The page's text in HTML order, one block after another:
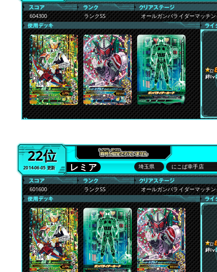
604300 ランクSS オールガンバライダーマッチ
絆
22位
2014-06-05 更新 レミア 埼玉県 にこぱ幸手店
601600 ランクSS オールガンバライダーマッチ
絆